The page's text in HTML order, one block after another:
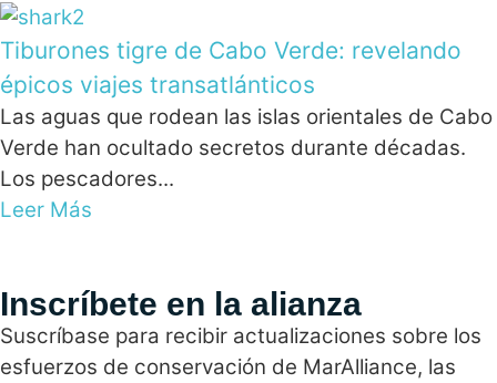
Tiburones tigre de Cabo Verde: revelando
épicos viajes transatlánticos
Las aguas que rodean las islas orientales de Cabo
Verde han ocultado secretos durante décadas.
Los pescadores...
Leer Más
Inscríbete en la alianza
Suscríbase para recibir actualizaciones sobre los
esfuerzos de conservación de MarAlliance, las